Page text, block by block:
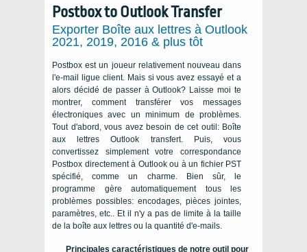
Postbox to Outlook Transfer
Exporter Boîte aux lettres à Outlook
2021, 2019, 2016 & plus tôt
Postbox est un joueur relativement nouveau dans
l'e-mail ligue client. Mais si vous avez essayé et a
alors décidé de passer à Outlook? Laisse moi te
montrer, comment transférer vos messages
électroniques avec un minimum de problèmes.
Tout d'abord, vous avez besoin de cet outil: Boîte
aux lettres Outlook transfert. Puis, vous
convertissez simplement votre correspondance
Postbox directement à Outlook ou à un fichier PST
spécifié, comme un charme. Bien sûr, le
programme gère automatiquement tous les
problèmes possibles: encodages, pièces jointes,
paramètres, etc.. Et il n'y a pas de limite à la taille
de la boîte aux lettres ou la quantité d'e-mails.
Principales caractéristiques de notre outil pour